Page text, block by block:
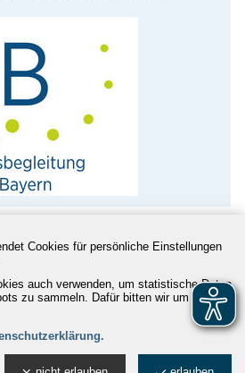
Cookies für persönliche Einstellungen
auch verwenden, um statistische Daten
zu sammeln. Dafür bitten wir um Ihr
Leichte Sprache
Stadt Ingolstadt
85047 Ingolstadt